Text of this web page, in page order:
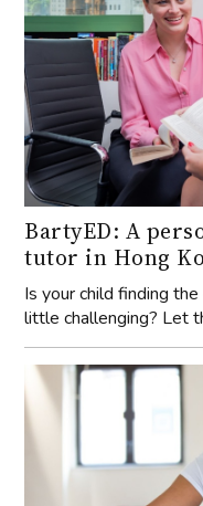
BartyED: A
tutor in Hong
Is your child finding
little challenging? Let